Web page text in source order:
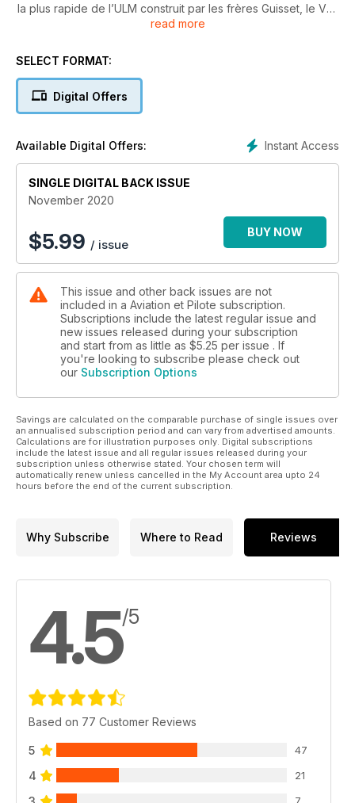
la plus rapide de l’ULM construit par les frères Guisset, le VL3
915 iS, et ils en ont profité pour visiter les ateliers de JMB
le 1000e exemplaire a été livré, c’était l’occasion de revenir
quatre-vingt. Et quel sera l’avion du futur ? Nous avons
enquêté sur quelques projets en cours, du côté de l’aviation
voler sur un maximum de machines peuvent toujours aller voir
du côté de Flight Simulator 2020, époustouflant par son
réalisme. La production des Garmin GNS430 et 530 est
arrêtée. Quel choix a le propriétaire : réparer ou changer de
navigateur intégré ? Du côté de la navigation, Jeppesen a
changé le libellé de ses cartes IFR. Notre instructeur revient
sur la majoration des minimums opérationnels d’approche de
non-précision (2D), laissée en aviation générale à
parlions de conjoncture. Nous faisons un point sur le métier
de pilote de ligne qui a encore de l’avenir, nous vous disons
pourquoi. Le Groupement des industriels et professionnels
de l’aviation générale a récemment tenu son assemblée
générale, découvrez quelles sont les inquiétudes des
acteurs du secteur et leurs plans d’action.
read more
SELECT FORMAT:
Digital Offers
Instant Access
Available Digital Offers:
SINGLE DIGITAL BACK ISSUE
November 2020
$5.99 / issue
BUY NOW
This issue and other back issues are not
included in a Aviation et Pilote subscription.
Subscriptions include the latest regular issue and
new issues released during your subscription
and start from as little as $5.25 per issue . If
you're looking to subscribe please check out
our Subscription Options
Savings are calculated on the comparable purchase of single issues over
an annualised subscription period and can vary from advertised amounts.
Calculations are for illustration purposes only. Digital subscriptions
include the latest issue and all regular issues released during your
subscription unless otherwise stated. Your chosen term will
automatically renew unless cancelled in the My Account area upto 24
hours before the end of the current subscription.
Why Subscribe Where to Read Reviews
4.5/5
Based on 77 Customer Reviews
5 47
4 21